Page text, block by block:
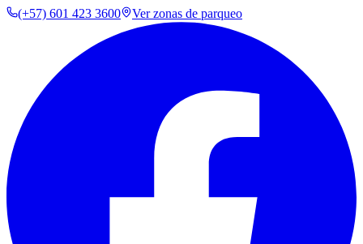
(+57) 601 423 3600 Ver zonas de parqueo